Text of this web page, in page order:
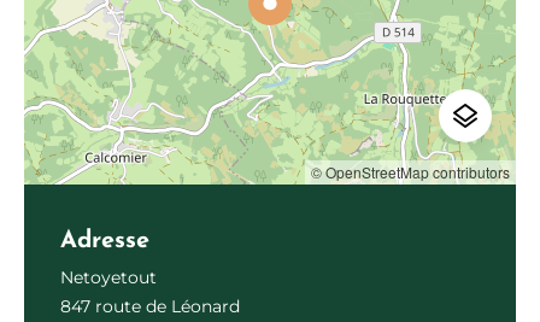
© OpenStreetMap contributors
Adresse
Netoyetout
847 route de Léonard